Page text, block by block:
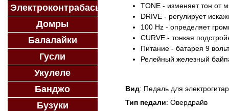
TONE - изменяет тон от
DRIVE - регулирует
100 Hz - определяет
CURVE - тонкая
Питание - батарея 9
Релейный железный
Вид: Педаль для
Тип педали: Овердрайв
Электроконтрабасы
Домры
Балалайки
Гусли
Укулеле
Банджо
Бузуки